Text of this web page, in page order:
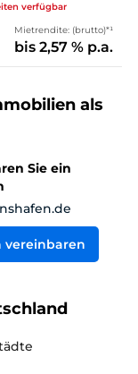
verfügbar
Mietrendite: (brutto)*¹
bis 2,57 % p.a.
als
Sie ein
vereinbaren